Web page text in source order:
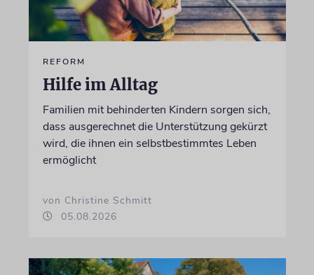
REFORM
Hilfe im Alltag
Familien mit behinderten Kindern sorgen sich,
dass ausgerechnet die Unterstützung gekürzt
wird, die ihnen ein selbstbestimmtes Leben
ermöglicht
von Christine Schmitt
05.08.2026